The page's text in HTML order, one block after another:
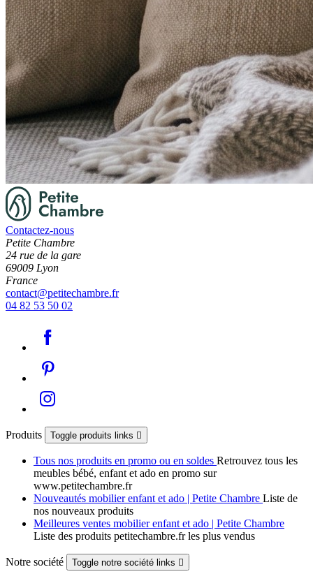
Contactez-nous
Petite Chambre
24 rue de la gare
69009 Lyon
France
contact@petitechambre.fr
04 82 53 50 02
Produits Toggle produits links 
Tous nos produits en promo ou en soldes Retrouvez tous les
meubles bébé, enfant et ado en promo sur
www.petitechambre.fr
Nouveautés mobilier enfant et ado | Petite Chambre Liste de
nos nouveaux produits
Meilleures ventes mobilier enfant et ado | Petite Chambre
Liste des produits petitechambre.fr les plus vendus
Notre société Toggle notre société links 